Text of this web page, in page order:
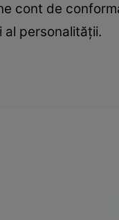
cont de
personalităţii.